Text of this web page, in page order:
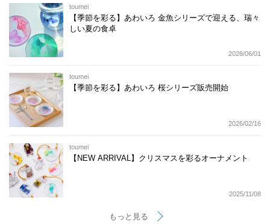
toumei
【季節を彩る】あわいろ 金魚シリーズで迎える、瑞々
しい夏の食卓
2026/06/01
toumei
【季節を彩る】あわいろ 桜シリーズ販売開始
2026/02/16
toumei
【NEW ARRIVAL】クリスマスを彩るオーナメント
2025/11/08
もっと見る